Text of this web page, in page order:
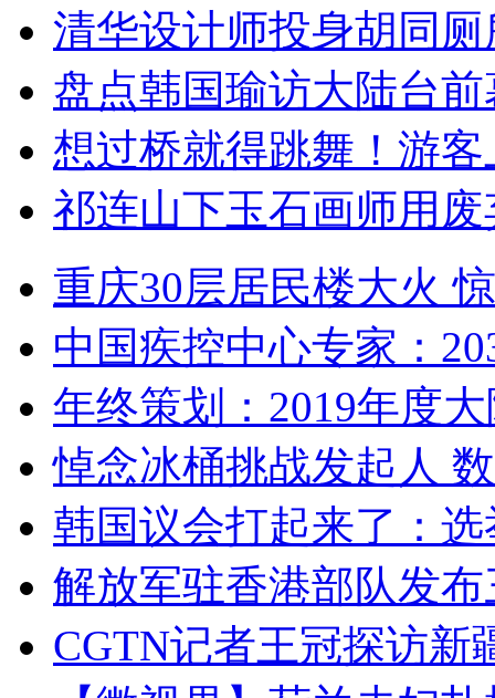
清华设计师投身胡同
盘点韩国瑜访大陆台
想过桥就得跳舞！游客
祁连山下玉石画师用
重庆30层居民楼大火
中国疾控中心专家：
年终策划：2019年度
悼念冰桶挑战发起人
韩国议会打起来了：
解放军驻香港部队发
CGTN记者王冠探访新